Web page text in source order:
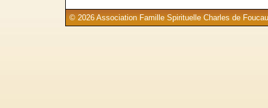
© 2026 Association Famille Spirituelle Charles de